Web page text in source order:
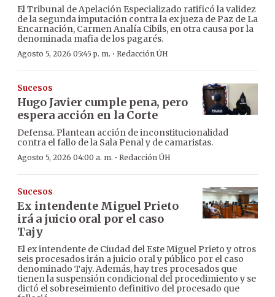
El Tribunal de Apelación Especializado ratificó la validez
de la segunda imputación contra la ex jueza de Paz de La
Encarnación, Carmen Analía Cibils, en otra causa por la
denominada mafia de los pagarés.
Agosto 5, 2026 05:45 p. m. · Redacción ÚH
Sucesos
Hugo Javier cumple pena, pero
espera acción en la Corte
Defensa. Plantean acción de inconstitucionalidad
contra el fallo de la Sala Penal y de camaristas.
Agosto 5, 2026 04:00 a. m. · Redacción ÚH
Sucesos
Ex intendente Miguel Prieto
irá a juicio oral por el caso
Tajy
El ex intendente de Ciudad del Este Miguel Prieto y otros
seis procesados irán a juicio oral y público por el caso
denominado Tajy. Además, hay tres procesados que
tienen la suspensión condicional del procedimiento y se
dictó el sobreseimiento definitivo del procesado que